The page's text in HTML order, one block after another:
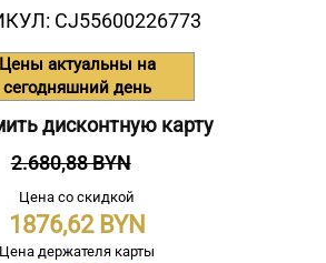
СJ55600226773
Цены актуальны на
сегодняшний день
дисконтную карту
2.680,88 BYN
Цена со скидкой
1876,62
Цена держателя карты